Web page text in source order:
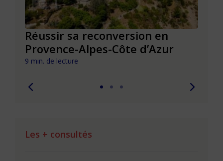
Réussir sa reconversion en
Provence-Alpes-Côte d’Azur
9 min. de lecture
Les + consultés